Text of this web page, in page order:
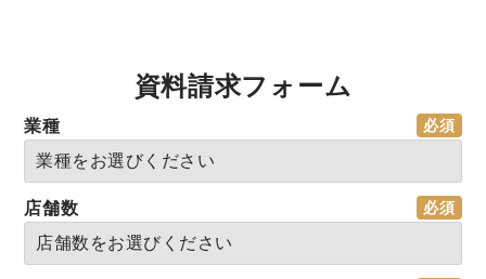
資料請求フォーム
業種
店舗数